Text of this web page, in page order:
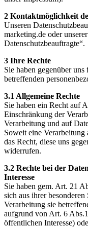
2 Kontaktmöglichkeit
Unseren
marketing.de oder
Datenschutzbeauftragte“.
3 Ihre Rechte
Sie haben gegenüber
betreffenden
3.1 Allgemeine Rechte
Sie haben ein Recht auf
Einschränkung der
Verarbeitung und auf
Soweit eine
das Recht, diese uns
widerrufen.
3.2 Rechte bei der
Interesse
Sie haben gem. Art. 21
sich aus ihrer
Verarbeitung sie
aufgrund von Art. 6
öffentlichen Interesse)